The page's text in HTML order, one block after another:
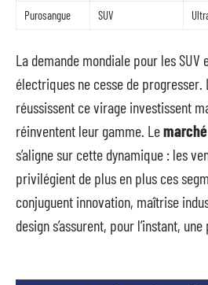
Purosangue
SUV
La demande mondiale pour les SUV
électriques ne cesse de
réussissent ce virage investissent
réinventent leur gamme. Le
s’aligne sur cette dynamique : les
privilégient de plus en plus ces
conjuguent innovation, maîtrise
design s’assurent, pour l’instant,